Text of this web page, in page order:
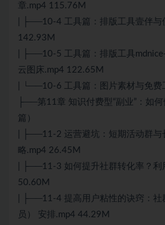
章.mp4 115.76M
| ├──10-4 工具篇：排版工具壹伴与
142.93M
| ├──10-5 工具篇：排版工具
云图床.mp4 122.65M
| └──10-6 工具篇：图片素材与免费
├──第11章 知识付费型“副业”：如
篇）
| ├──11-2 运营避坑：短期活动群与
略.mp4 26.45M
| ├──11-3 如何提升社群转化率？利
50.60M
| ├──11-4 提高用户粘性的诀窍：社
员） 安排.mp4 44.29M